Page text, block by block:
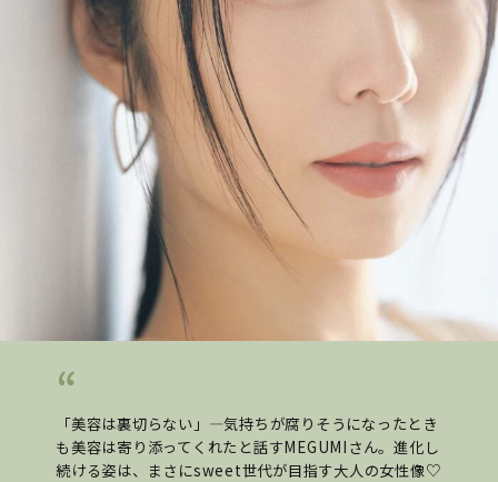
「美容は裏切らない」―気持ちが腐りそうになったとき
も美容は寄り添ってくれたと話すMEGUMIさん。進化し
続ける姿は、まさにsweet世代が目指す大人の女性像♡